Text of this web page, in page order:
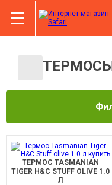
ТЕРМОСЫ
ТЕРМОС TASMANIAN
TIGER H&C STUFF OLIVE 1.0
Л